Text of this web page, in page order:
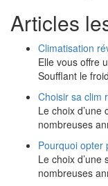
Articles
Climatisation
Elle vous offre
Soufflant le
Choisir sa clim
Le choix
nombreuses
Pourquoi opter
Le choix
nombreuses